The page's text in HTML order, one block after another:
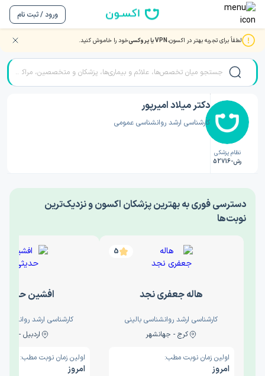
ورود / ثبت نام
لطفاً برای تجربه بهتر در اکسون،VPN یا پروکسی خود را خاموش کنید. صفحه اصلی/دکتر روانشناسی/دکتر میلاد امیرپور
نظام پزشکی
رش-52716
دکتر میلاد امیرپور
کارشناسی ارشد روانشناسی عمومی
‎دسترسی فوری به بهترین پزشکان اکسون و نزدیک‌ترین
نوبت‌ها
5
هاله جعفری نجد
کارشناسی ارشد روانشناسی بالینی
کرج - جهانشهر
اولین زمان نوبت مطب:
امروز
افشین
کارشناسی ارشد
اردبیل - والی
اولین زمان نوبت مطب:
امروز